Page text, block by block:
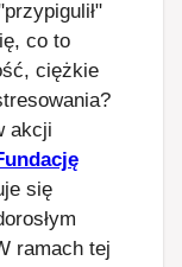
co to
ciężkie
akcji
się
ramach tej